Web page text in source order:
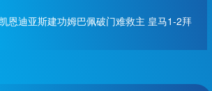
恩迪亚斯建功姆巴佩破门难救主 皇马1-2拜